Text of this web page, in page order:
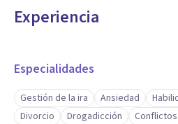
Experiencia
Especialidades
Gestión de la ira Ansiedad
Divorcio
Drogadicción